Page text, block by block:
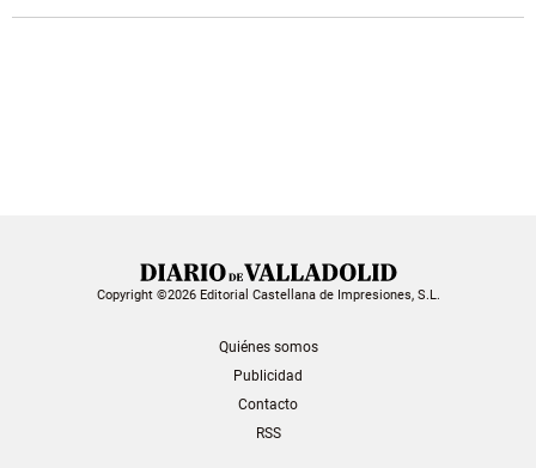
Copyright ©2026 Editorial Castellana de Impresiones, S.L.
Quiénes somos
Publicidad
Contacto
RSS